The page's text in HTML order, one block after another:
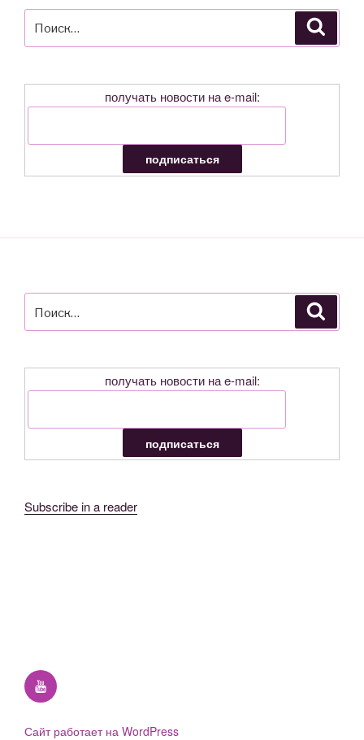
получать новости на e-mail:
получать новости на e-mail:
Subscribe in a reader
YouTube
Сайт работает на WordPress